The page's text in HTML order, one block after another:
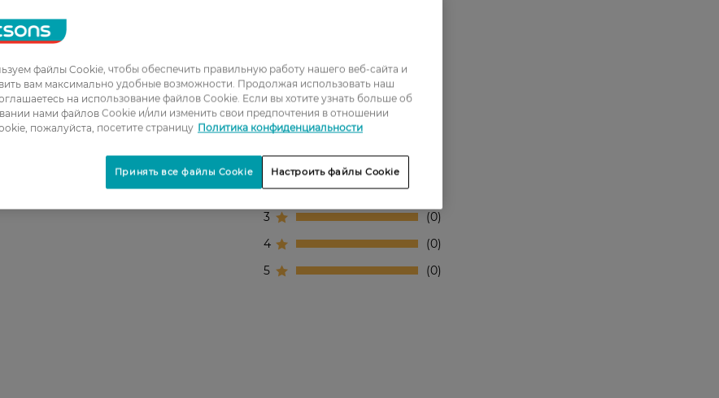
плотностью 40 den. Украинское
материалов, что обеспечивает комфорт
2
3
0
4
0
5
0
файлы Cookie, чтобы обеспечить правильную работу нашего веб-сайта и
вам максимально удобные возможности. Продолжая использовать наш
на использование файлов Cookie. Если вы хотите узнать больше об
нами файлов Cookie и/или изменить свои предпочтения в отношении
пожалуйста, посетите страницу Политика конфиденциальности
Настроить файлы Cookie
Принять все файлы Cookie